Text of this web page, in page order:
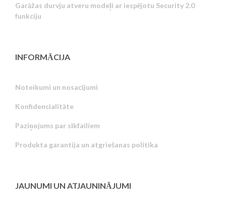
Garāžas durvju atveru modeļi ar iespējotu Security 2.0
funkciju
INFORMĀCIJA
Noteikumi un nosacījumi
Konfidencialitāte
Paziņojums par sīkfailiem
Produkta garantija un atgriešanas politika
JAUNUMI UN ATJAUNINĀJUMI
Estonian